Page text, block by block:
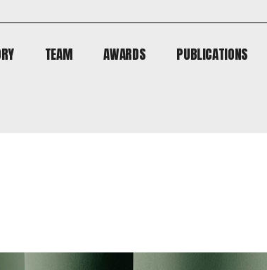
TEAM
AWARDS
PUBLICATIONS